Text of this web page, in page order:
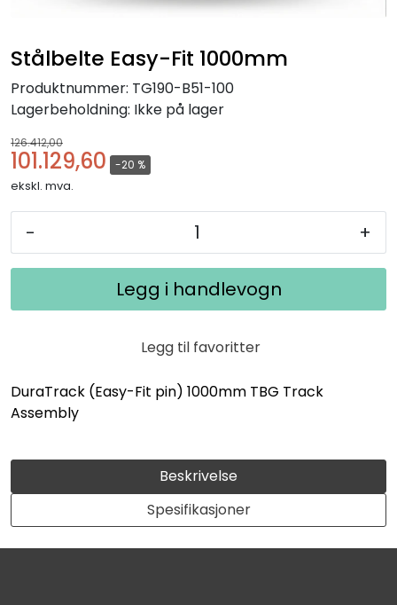
Stålbelte Easy-Fit 1000mm
Produktnummer: TG190-B51-100
Lagerbeholdning: Ikke på lager
126.412,00
101.129,60 -20 %
ekskl. mva.
- +
Legg i handlevogn
Legg til favoritter
DuraTrack (Easy-Fit pin) 1000mm TBG Track
Assembly
Beskrivelse
Spesifikasjoner